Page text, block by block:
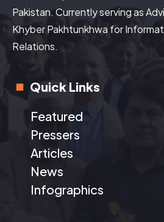
Pakistan. Currently serving as
Khyber Pakhtunkhwa for
Relations.
Quick Links
Featured
Pressers
Articles
News
Infographics